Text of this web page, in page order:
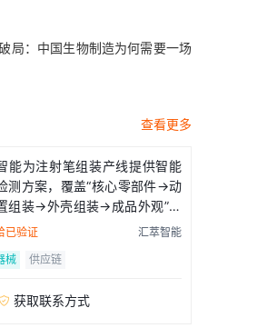
局：中国生物制造为何需要一场
查看更多
能为注射笔组装产线提供智能
测方案，覆盖“核心零部件→动
组装→外壳组装→成品外观”全
已验证
汇萃智能
械
供应链
 获取联系方式